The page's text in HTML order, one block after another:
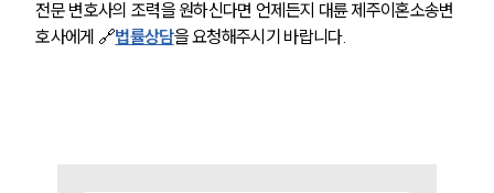
전문 변호사의 조력을 원하신다면 언제든지 대륜 제주이혼소송변
호사에게 🔗법률상담을 요청해주시기 바랍니다.